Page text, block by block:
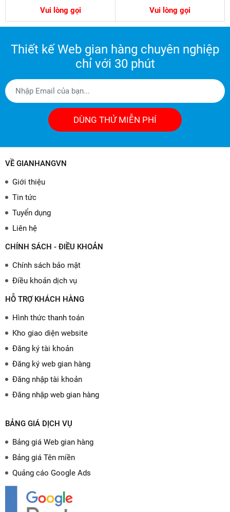
Vui lòng gọi
Vui lòng gọi
Thiết kế Web gian hàng chuyên nghiệp
chỉ với 30 phút
DÙNG THỬ MIỄN PHÍ
VỀ GIANHANGVN
Giới thiệu
Tin tức
Tuyển dụng
Liên hệ
CHÍNH SÁCH - ĐIỀU KHOẢN
Chính sách bảo mật
Điều khoản dịch vụ
HỖ TRỢ KHÁCH HÀNG
Hình thức thanh toán
Kho giao diện website
Đăng ký tài khoản
Đăng ký web gian hàng
Đăng nhập tài khoản
Đăng nhập web gian hàng
BẢNG GIÁ DỊCH VỤ
Bảng giá Web gian hàng
Bảng giá Tên miền
Quảng cáo Google Ads